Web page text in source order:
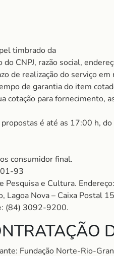
timbrado da
CNPJ, razão social,
de realização do serviço em
de garantia do item
cotação para fornecimento,
é até as 17:00 h,
consumidor final.
93
Pesquisa e Cultura.
Lagoa Nova – Caixa Postal
(84) 3092-9200.
Fundação Norte-Rio-